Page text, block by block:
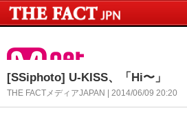
[SSiphoto] U-KISS、「Hi〜」
THE FACTメディアJAPAN | 2014/06/09 20:20